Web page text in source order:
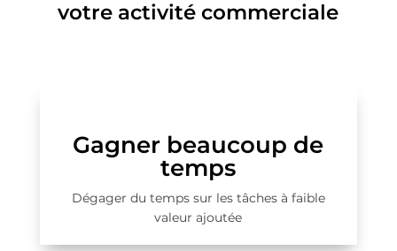
votre activité commerciale
Gagner beaucoup de
temps
Dégager du temps sur les tâches à faible
valeur ajoutée